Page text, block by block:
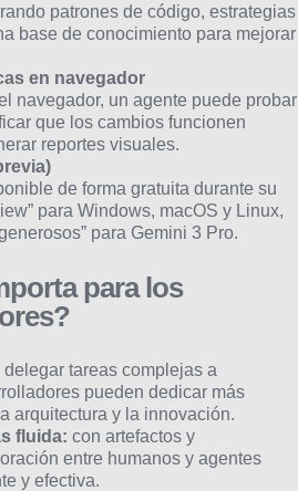
patrones de código, estrategias
base de conocimiento para mejorar
en navegador
navegador, un agente puede probar
que los cambios funcionen
reportes visuales.
de forma gratuita durante su
para Windows, macOS y Linux,
para Gemini 3 Pro.
para los
delegar tareas complejas a
pueden dedicar más
arquitectura y la innovación.
fluida: con artefactos y
entre humanos y agentes
y efectiva.